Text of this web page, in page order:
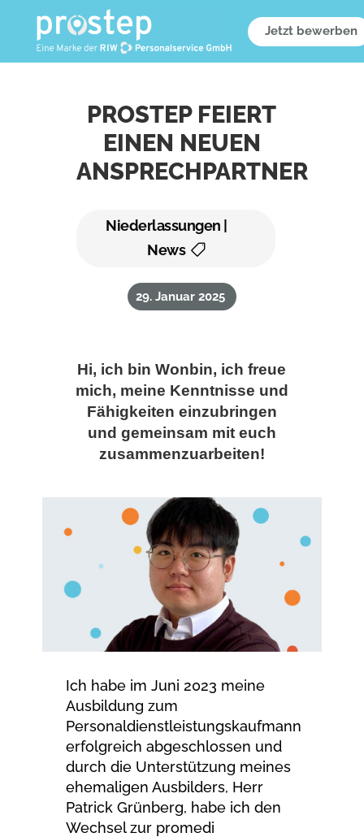
Jetzt bewerben
PROSTEP FEIERT
EINEN NEUEN
ANSPRECHPARTNER
Niederlassungen |
News
29. Januar 2025
Hi, ich bin Wonbin, ich freue
mich, meine Kenntnisse und
Fähigkeiten einzubringen
und gemeinsam mit euch
zusammenzuarbeiten!
Ich habe im Juni 2023 meine
Ausbildung zum
Personaldienstleistungskaufmann
erfolgreich abgeschlossen und
durch die Unterstützung meines
ehemaligen Ausbilders, Herr
Patrick Grünberg, habe ich den
Wechsel zur promedi